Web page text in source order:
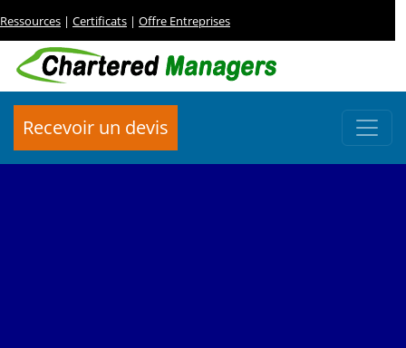
Ressources | Certificats | Offre Entreprises
Recevoir un devis